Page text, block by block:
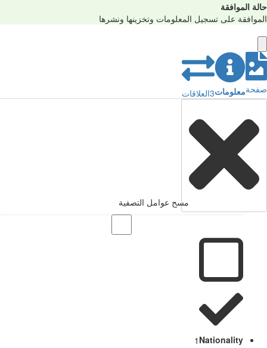
حالة الموافقة
الموافقة على تسجيل المعلومات وتخزينها ونشرها
صفحةمعلومات3العلاقات
مسح عوامل التصفية
Nationality
1